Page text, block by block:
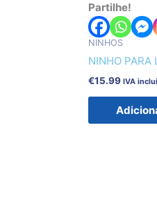
Partilhe!
NINHOS
NINHO PARA
€15.99 IVA